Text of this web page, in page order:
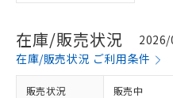
在庫/販売状況
2026/
在庫/販売状況 ご利用条件
販売状況 販売中